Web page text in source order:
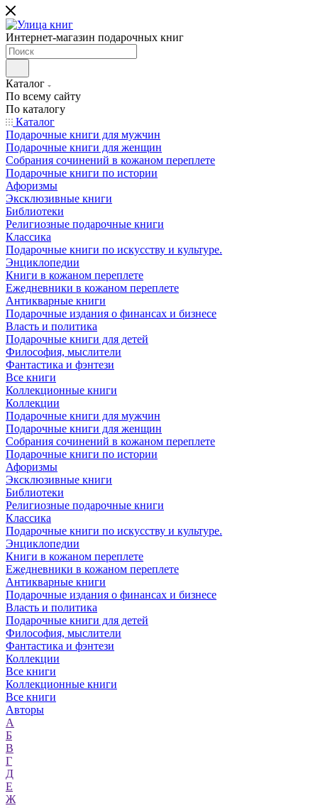
Интернет-магазин подарочных книг
Каталог
По всему сайту
По каталогу
Каталог
Подарочные книги для мужчин
Подарочные книги для женщин
Собрания сочинений в кожаном переплете
Подарочные книги по истории
Афоризмы
Эксклюзивные книги
Библиотеки
Религиозные подарочные книги
Классика
Подарочные книги по искусству и культуре.
Энциклопедии
Книги в кожаном переплете
Ежедневники в кожаном переплете
Антикварные книги
Подарочные издания о финансах и бизнесе
Власть и политика
Подарочные книги для детей
Философия, мыслители
Фантастика и фэнтези
Все книги
Коллекционные книги
Коллекции
Подарочные книги для мужчин
Подарочные книги для женщин
Собрания сочинений в кожаном переплете
Подарочные книги по истории
Афоризмы
Эксклюзивные книги
Библиотеки
Религиозные подарочные книги
Классика
Подарочные книги по искусству и культуре.
Энциклопедии
Книги в кожаном переплете
Ежедневники в кожаном переплете
Антикварные книги
Подарочные издания о финансах и бизнесе
Власть и политика
Подарочные книги для детей
Философия, мыслители
Фантастика и фэнтези
Коллекции
Все книги
Коллекционные книги
Все книги
Авторы
А
Б
В
Г
Д
Е
Ж